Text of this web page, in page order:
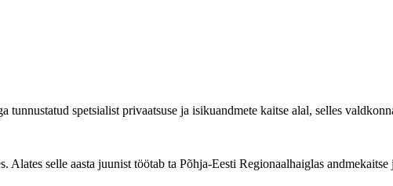
spetsialist privaatsuse ja isikuandmete kaitse alal, selles
selle aasta juunist töötab ta Põhja-Eesti Regionaalhaiglas andmekaitse